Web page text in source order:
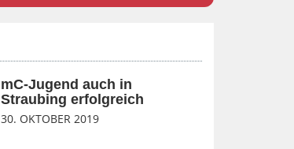
mC-Jugend auch in
Straubing erfolgreich
30. OKTOBER 2019